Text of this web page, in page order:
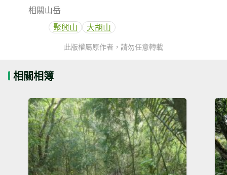
相關山岳
聚興山
大胡山
此版權屬原作者，請勿任意轉載
相關相簿